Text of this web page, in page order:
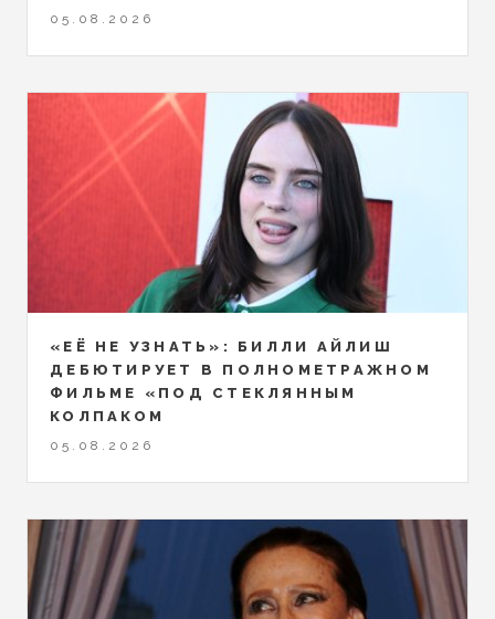
05.08.2026
«ЕЁ НЕ УЗНАТЬ»: БИЛЛИ АЙЛИШ
ДЕБЮТИРУЕТ В ПОЛНОМЕТРАЖНОМ
ФИЛЬМЕ «ПОД СТЕКЛЯННЫМ
КОЛПАКОМ
05.08.2026